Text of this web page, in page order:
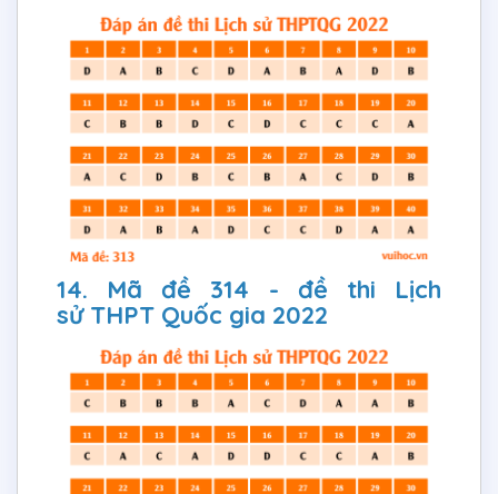
14. Mã đề 314 - đề thi Lịch
sử THPT Quốc gia 2022